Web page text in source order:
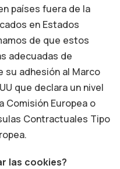
países fuera de la
en Estados
de que estos
adecuadas de
adhesión al Marco
que declara un nivel
Comisión Europea o
Contractuales Tipo
las cookies?